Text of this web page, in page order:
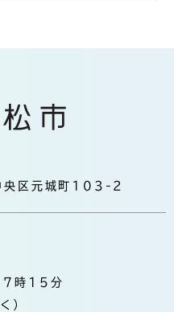
区元城町103-2
時15分
）